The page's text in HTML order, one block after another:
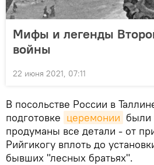
Мифы и легенды
войны
22 июня 2021, 07:11
В посольстве России в
подготовке церемонии были
продуманы все детали - от
Рийгикогу вплоть до
бывших "лесных братьях".